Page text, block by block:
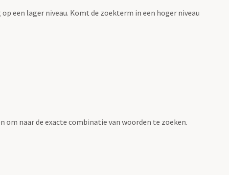
een lager niveau. Komt de zoekterm in een hoger niveau
om naar de exacte combinatie van woorden te zoeken.